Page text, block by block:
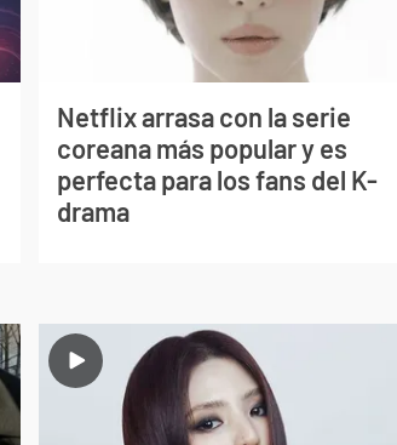
Netflix arrasa con la serie
coreana más popular y es
perfecta para los fans del K-
drama